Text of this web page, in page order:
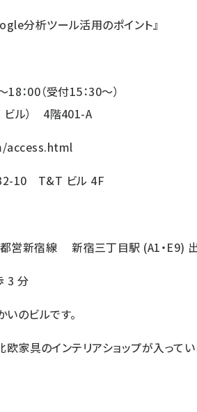
分析ツール活用のポイント』
：00（受付15：30～）
ビル） 4階401-A
access.html
10 T&T ビル 4F
都営新宿線 新宿三丁目駅 (A1・E9)
3 分
のビルです。
家具のインテリアショップが入ってい